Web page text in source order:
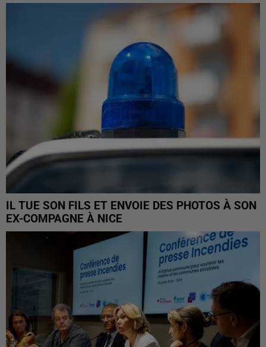
IL TUE SON FILS ET ENVOIE DES PHOTOS À SON
EX-COMPAGNE À NICE